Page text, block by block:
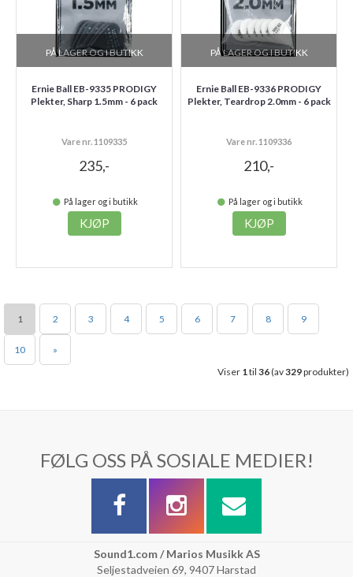
PÅ LAGER OG I BUTIKK
Ernie Ball EB-9335 PRODIGY
Plekter, Sharp 1.5mm - 6 pack
Vare nr. 1109335
235,-
På lager og i butikk
KJØP
PÅ LAGER OG I BUTIKK
Ernie Ball EB-9336 PRODIGY
Plekter, Teardrop 2.0mm - 6 pack
Vare nr. 1109336
210,-
På lager og i butikk
KJØP
1 2 3 4 5 6 7 8 9
10
»
Viser 1til 36(av329produkter)
FØLG OSS PÅ SOSIALE MEDIER!
Sound1.com / Marios Musikk AS
Seljestadveien 69, 9407 Harstad